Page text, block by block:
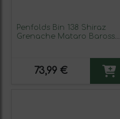
Penfolds Bin 138 Shiraz
Grenache Mataro Barossa
73,99 €